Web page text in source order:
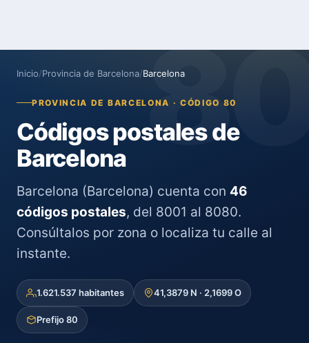
Inicio/Provincia de Barcelona/Barcelona
PROVINCIA DE BARCELONA · CÓDIGO 80
Códigos postales de
Barcelona
Barcelona (Barcelona) cuenta con 46
códigos postales, del 8001 al 8080.
Consúltalos por zona o localiza tu calle al
instante.
1.621.537 habitantes 41,3879 N · 2,1699 O
Prefijo 80